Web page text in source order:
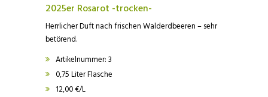
2025er Rosarot -trocken-
Herrlicher Duft nach frischen Walderdbeeren – sehr
betörend.
Artikelnummer: 3
0,75 Liter Flasche
12,00 €/L